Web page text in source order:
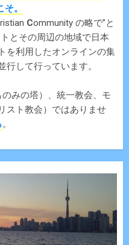
。
Community の略で”と
とその周辺の地域で日本
を利用したオンラインの集
行して行っています。
みの塔）、統一教会、モ
スト教会）ではありませ
。